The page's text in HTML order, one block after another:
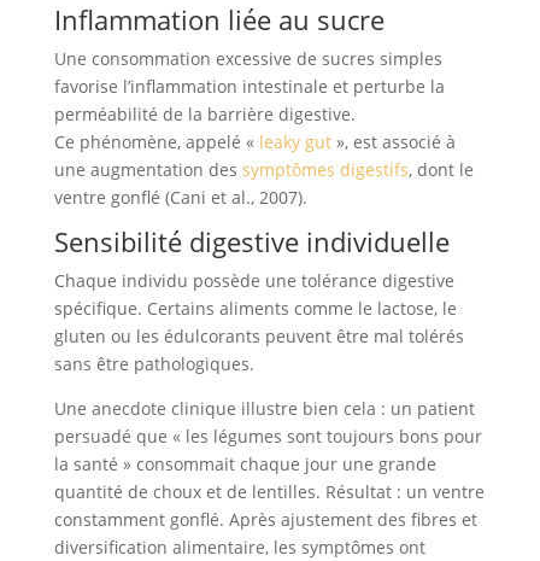
Inflammation liée au sucre
Une consommation excessive de sucres simples
favorise l’inflammation intestinale et perturbe la
perméabilité de la barrière digestive.
Ce phénomène, appelé « leaky gut», est associé à
une augmentation des symptômes digestifs, dont le
ventre gonflé (Cani et al., 2007).
Sensibilité digestive individuelle
Chaque individu possède une tolérance digestive
spécifique. Certains aliments comme le lactose, le
gluten ou les édulcorants peuvent être mal tolérés
sans être pathologiques.
Une anecdote clinique illustre bien cela : un patient
persuadé que « les légumes sont toujours bons pour
la santé » consommait chaque jour une grande
quantité de choux et de lentilles. Résultat : un ventre
constamment gonflé. Après ajustement des fibres et
diversification alimentaire, les symptômes ont